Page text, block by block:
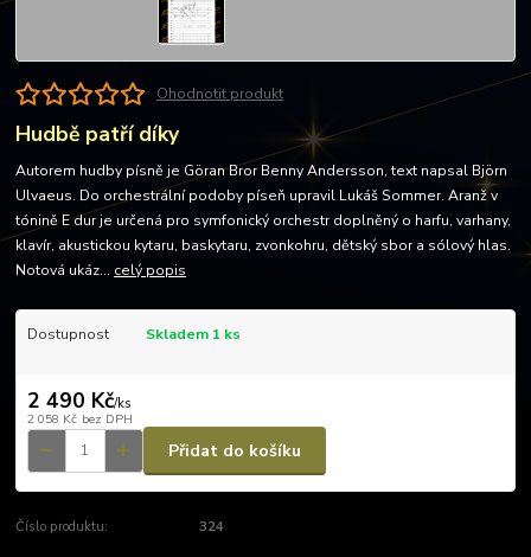
Ohodnotit produkt
Hudbě patří díky
Autorem hudby písně je Göran Bror Benny Andersson, text napsal Björn
Ulvaeus. Do orchestrální podoby píseň upravil Lukáš Sommer. Aranž v
tónině E dur je určená pro symfonický orchestr doplněný o harfu, varhany,
klavír, akustickou kytaru, baskytaru, zvonkohru, dětský sbor a sólový hlas.
Notová ukáz... celý popis
Dostupnost Skladem 1 ks
2 490 Kč/ks
2 058 Kč bez DPH
Přidat do košíku
Číslo produktu: 324